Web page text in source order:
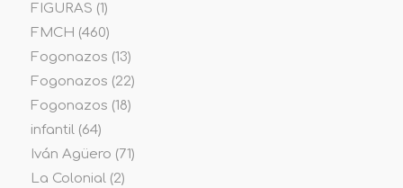
FIGURAS (1)
FMCH (460)
Fogonazos (13)
Fogonazos (22)
Fogonazos (18)
infantil(64)
Iván Agüero (71)
La Colonial(2)